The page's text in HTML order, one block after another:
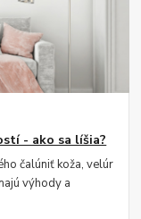
- ako sa líšia?
čalúniť koža, velúr
výhody a